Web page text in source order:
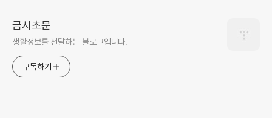
금시초문
생활정보를 전달하는 블로그입니다.
구독하기